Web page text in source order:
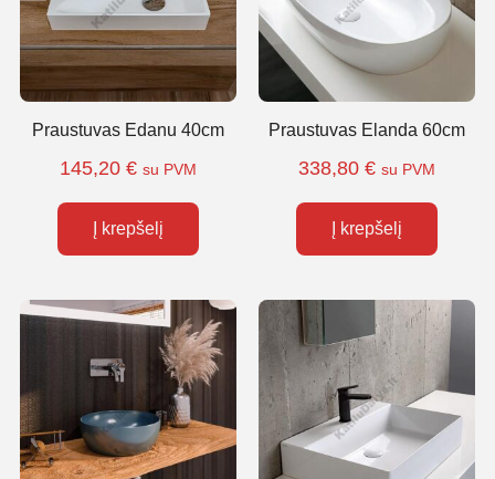
Praustuvas Edanu 40cm
145,20 € su PVM
Į krepšelį
Praustuvas Elanda 60cm
338,80 € su PVM
Į krepšelį